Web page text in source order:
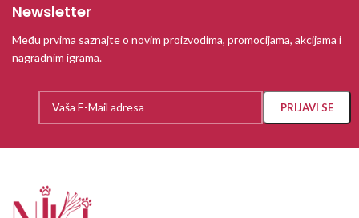
Newsletter
Među prvima saznajte o novim proizvodima, promocijama, akcijama i
nagradnim igrama.